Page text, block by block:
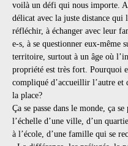
voilà un défi qui nous importe.
délicat avec la juste distance qui
réfléchir, à échanger avec leur
e-s, à se questionner eux-même
territoire, surtout à un âge où
propriété est très fort. Pourquoi
compliqué d’accueillir l’autre et
la place?
Ça se passe dans le monde, ça se
l’échelle d’une ville, d’un
à l’école, d’une famille qui se